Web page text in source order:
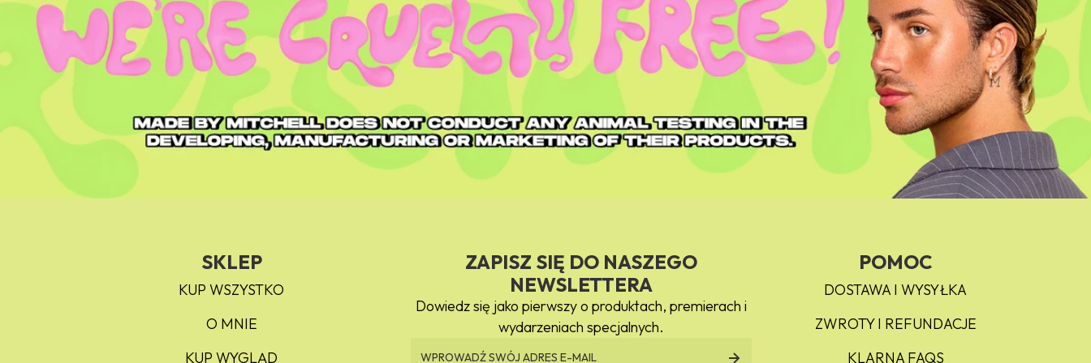
SKLEP
KUP WSZYSTKO
O MNIE
KUP WYGLĄD
ZAPISZ SIĘ DO NASZEGO
NEWSLETTERA
Dowiedz się jako pierwszy o produktach, premierach i
wydarzeniach specjalnych.
POMOC
DOSTAWA I WYSYŁKA
ZWROTY I REFUNDACJE
KLARNA FAQS